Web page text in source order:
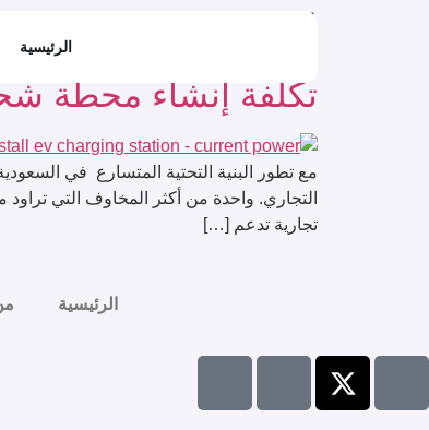
الرئيسية الوسم: تكلفة
تكلفة إنشاء محطة
مع تطور البنية التحتية المتسارع في
التجاري. واحدة من أكثر المخاوف التي
تجارية تدعم […]
الرئيسية